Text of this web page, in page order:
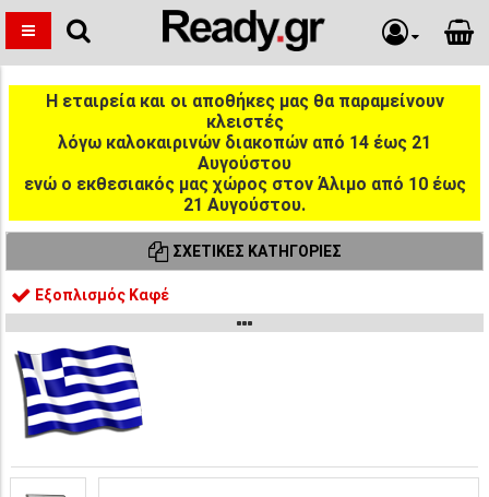
Η εταιρεία και οι αποθήκες μας θα παραμείνουν
κλειστές
λόγω καλοκαιρινών διακοπών από 14 έως 21
Αυγούστου
ενώ ο εκθεσιακός μας χώρος στον Άλιμο από 10 έως
21 Αυγούστου.
ΣΧΕΤΙΚΈΣ ΚΑΤΗΓΟΡΊΕΣ
Εξοπλισμός Καφέ